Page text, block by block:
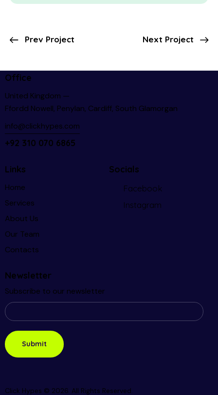
Prev Project Next Project
Office
United Kingdom —
Ffordd Nowell, Penylan, Cardiff, South Glamorgan
info@clickhypes.com
+92 310 070 6865
Links
Home
Services
About Us
Our Team
Contacts
Socials
Facebook
Instagram
Newsletter
Subscribe to our newsletter
Click Hypes © 2026. All Rights Reserved.